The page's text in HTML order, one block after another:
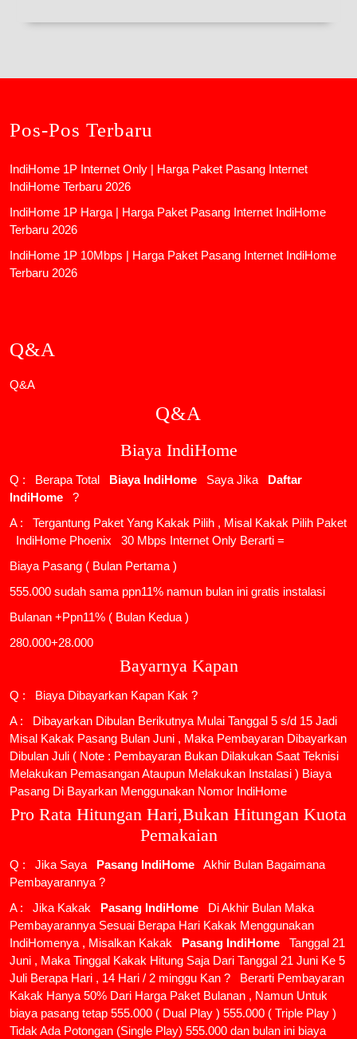
Pos-Pos Terbaru
IndiHome 1P Internet Only | Harga Paket Pasang Internet
IndiHome Terbaru 2026
IndiHome 1P Harga | Harga Paket Pasang Internet IndiHome
Terbaru 2026
IndiHome 1P 10Mbps | Harga Paket Pasang Internet IndiHome
Terbaru 2026
Q&A
Q&A
Q&A
Biaya IndiHome
Q : Berapa Total Biaya IndiHome Saya Jika
Daftar
IndiHome
?
A : Tergantung Paket Yang Kakak Pilih , Misal Kakak Pilih Paket
IndiHome Phoenix
30 Mbps Internet Only Berarti =
Biaya Pasang ( Bulan Pertama )
555.000 sudah sama ppn11% namun bulan ini gratis instalasi
Bulanan +Ppn11% ( Bulan Kedua )
280.000+28.000
Bayarnya Kapan
Q : Biaya Dibayarkan Kapan Kak ?
A : Dibayarkan Dibulan Berikutnya Mulai Tanggal 5 s/d 15 Jadi
Misal Kakak Pasang Bulan Juni , Maka Pembayaran Dibayarkan
Dibulan Juli ( Note : Pembayaran Bukan Dilakukan Saat Teknisi
Melakukan Pemasangan Ataupun Melakukan Instalasi ) Biaya
Pasang Di Bayarkan Menggunakan Nomor IndiHome
Pro Rata Hitungan Hari,Bukan Hitungan Kuota
Pemakaian
Q : Jika Saya Pasang IndiHome
Akhir Bulan Bagaimana
Pembayarannya ?
A : Jika Kakak
Pasang IndiHome
Di Akhir Bulan Maka
Pembayarannya Sesuai Berapa Hari Kakak Menggunakan
IndiHomenya , Misalkan Kakak
Pasang IndiHome
Tanggal 21
Juni , Maka Tinggal Kakak Hitung Saja Dari Tanggal 21 Juni Ke 5
Juli Berapa Hari , 14 Hari / 2 minggu Kan ? Berarti Pembayaran
Kakak Hanya 50% Dari Harga Paket Bulanan , Namun Untuk
biaya pasang tetap 555.000 ( Dual Play ) 555.000 ( Triple Play )
Tidak Ada Potongan (Single Play) 555.000 dan bulan ini biaya